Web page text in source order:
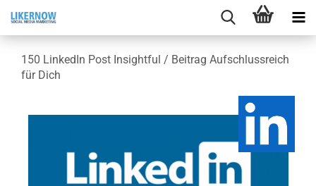
150 Lin­ke­dIn Post In­sight­ful / Bei­trag Auf­schluss­reich
für Dich